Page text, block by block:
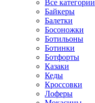
Все категории
Байкеры
Балетки
Босоножки
Ботильоны
Ботинки
Ботфорты
Казаки
Кеды
Кроссовки
Лоферы